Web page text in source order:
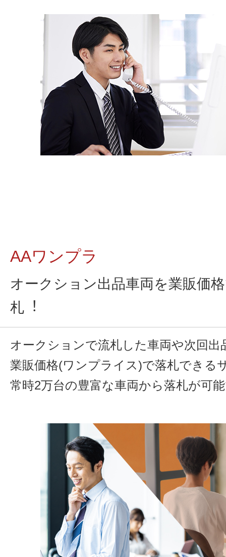
AAワンプラ
オークション出品車両を業販価
札︕
オークションで流札した車両や次回出
業販価格(ワンプライス)で落札できる
常時2万台の豊富な車両から落札が可